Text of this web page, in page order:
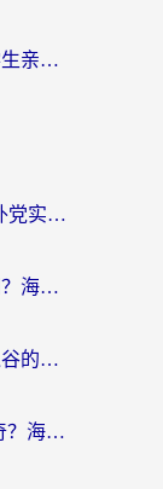
在国外如何看国内直播节目？留学生亲测有效的追剧加速指南
哪款加速器玩逆水寒OL最好？海外党实测后的终极选择指南
在国外什么加速器玩食之契约好用？海外党亲测有效的国服游戏加速指南
海外龙之谷玩家必看：最适合龙之谷的加速器，解决延迟卡顿还能畅玩幻书启示录和梦幻西游？
法国怎么玩戒灵传说-超变复古传奇？海外玩家国服游戏加速终极指南